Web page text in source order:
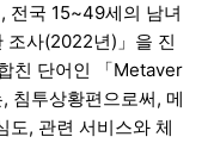
전국 15~49세의 남녀
조사(2022년)」을 진
친 단어인 「Metaver
침투상황편으로써, 메
도, 관련 서비스와 체